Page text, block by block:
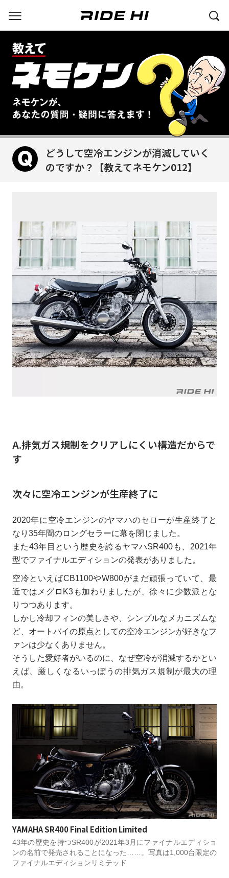
どうして空冷エンジンが消滅していく
のですか？【教えてネモケン012】
A.排気ガス規制をクリアしにくい構造だからで
す
次々に空冷エンジンが生産終了に
2020年に空冷エンジンのヤマハのセローが生産終了と
なり35年間のロングセラーに幕を閉じました。
また43年目という歴史を誇るヤマハSR400も、2021年
型でファイナルエディションの発表がありました。
空冷といえばCB1100やW800がまだ頑張っていて、最
近ではメグロK3も加わりましたが、徐々に少数派とな
りつつあります。
しかし冷却フィンの美しさや、シンプルなメカニズムな
ど、オートバイの原点としての空冷エンジンが好きなフ
ァンは少なくありません。
そうした愛好者がいるのに、なぜ空冷が消滅するかとい
えば、厳しくなるいっぽうの排気ガス規制が最大の理
由。
YAMAHA SR400 Final Edition Limited
43年の歴史を持つSR400が2021年3月にファイナルエディショ
ンの名前で発売されることになった……。写真は1,000台限定の
ファイナルエディションリミテッド